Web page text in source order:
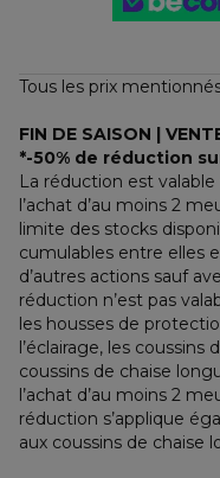
Tous les prix
FIN DE SAISON |
*-50% de réduction
La réduction est
l’achat d’au moins 2
limite des stocks
cumulables entre elles
d’autres actions sauf
réduction n’est pas
les housses de
l’éclairage, les coussins
coussins de chaise
l’achat d’au moins 2
réduction s’applique
aux coussins de chaise